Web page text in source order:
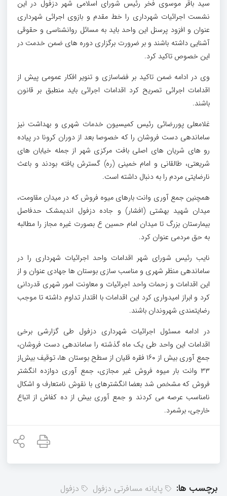
سید باقر موسوی فخر رئیس شورای اسلامی شهر دزفول در این
نشست اجرائیات شهرداری را خط مقدم و بازوی اجرائی شهرداری
عنوان و افزود پرسنل این واحد باید به مسائل روانشناسی و حقوقی
آشنایی داشته باشند و بر ضرورت برگزاری دوره های ضمن خدمت در
این خصوص تاکید کرد.
وی در ادامه ضمن تاکید بر فضاسازی و تنویر افکار عمومی پیش از
اقدامات اجرائی تصریح کرد اقدامات اجرائی باید منطبق بر قانون
باشند.
غلامعلی پوررضائی رئیس کمیسیون خدمات شهری و بهداشت نیز
ساماندهی دست فروشان را که خصوصا بعد از دوران کرونا در پیاده
رو های شریان های اصلی بافت مرکزی شهر از جمله خیابان های
شریعتی، طالقانی و امام خمینی (ره) گسترش یافته بودند و باعث
نارضایتی مردم را به دنبال داشته است.
همچنین جمع آوری وانت بارهای میوه فروش که در میدان مقاومت،
میدان شهید بهشتی (افشار) و جاده دزفول اندیمشک حدفاصل
بیمارستان بزرگ تا میدان امام حسین ع بصورت غیره مجاز را مطالبه
به حق مردمی عنوان کرد.
نایب رئیس شورای شهر اقدامات واحد اجرائیات شهرداری را در
ساماندهی منظر شهری و مناسب سازی بوستان ها جهادی عنوان و از
این اقدامات و زحمات واحد اجرائیات و معاونت امور شهری قدردانی
کرد و ابراز امیدواری کرد این اقدامات با اقتدار تداوم داشته تا موجب
رضایتمندی شهروندان باشند.
در ادامه مسئول اجرائیات شهرداری دزفول طی گزارشی برخی
اقدامات این واحد طی یک ماه گذشته را ساماندهی دست فروشان،
جمع آوری بیش از ۱۶۰ فقره قلیان از سطح بوستان ها، توقیف بیش‌از
۳۳ وانت بار میوه فروش غیر مجازی، جمع آوری دوازده انگشتر
فروش که مشخص شد بعضا انگشترهای با نقوش نامتعارف و اشکال
نامناسب عرصه می کردند و جمع آوری بیش از ده کفاش از اتباع
خارجی، برشمرد.
برچسب ها: پایانه مسافرتی دزفول
دزفول